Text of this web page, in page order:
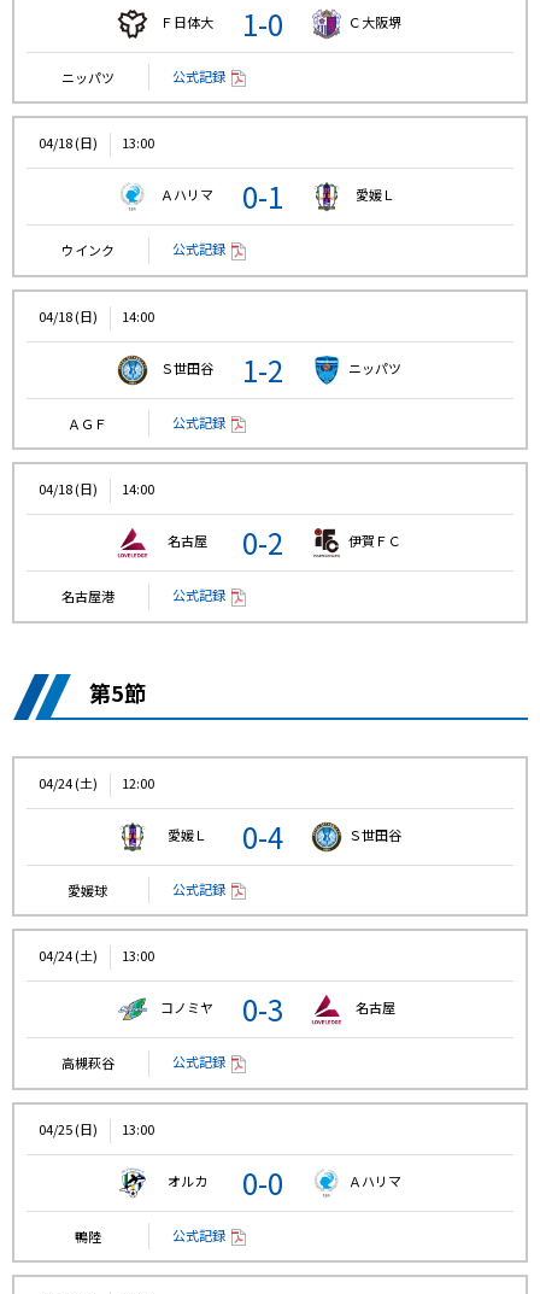
Ｆ日体大 1-0 Ｃ大阪堺
ニッパツ 公式記録
04/18 (日) 13:00
Ａハリマ 0-1 愛媛Ｌ
ウインク 公式記録
04/18 (日) 14:00
Ｓ世田谷 1-2 ニッパツ
ＡＧＦ 公式記録
04/18 (日) 14:00
名古屋 0-2 伊賀ＦＣ
名古屋港 公式記録
第5節
04/24 (土) 12:00
愛媛Ｌ 0-4 Ｓ世田谷
愛媛球 公式記録
04/24 (土) 13:00
コノミヤ 0-3 名古屋
高槻萩谷 公式記録
04/25 (日) 13:00
オルカ 0-0 Ａハリマ
鴨陸 公式記録